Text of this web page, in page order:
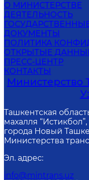
О МИНИСТЕРСТВЕ
ДЕЯТЕЛЬНОСТЬ
ДОКУМЕНТЫ
ПОЛИТИКА
ОТКРЫТЫЕ
ПРЕСС-ЦЕНТР
КОНТАКТЫ
Министерство
Ташкентская
махалля
города Новый
Министерства
Эл. адрес:
info@mintrans.uz